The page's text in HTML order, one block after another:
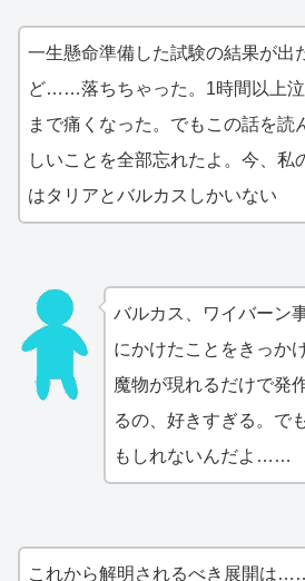
一生懸命準備した試験の結果が出
ど……落ちちゃった。1時間以上
まで痛くなった。でもこの話を読
しいことを全部忘れたよ。今、私
はタリアとバルカスしかいない
バルカス、ワイバーン
にかけたことをきっか
魔物が現れるだけで発
るの、好きすぎる。で
もしれないんだよ……
これから解明されるべき展開は